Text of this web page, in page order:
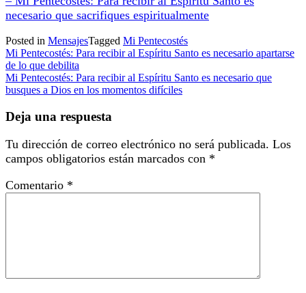
necesario que sacrifiques espiritualmente
Posted in MensajesTagged Mi Pentecostés
Navegación
de
entradas
Mi Pentecostés: Para recibir al Espíritu Santo es necesario apartarse
de lo que debilita
Mi Pentecostés: Para recibir al Espíritu Santo es necesario que
busques a Dios en los momentos difíciles
Deja una respuesta
Tu dirección de correo electrónico no será publicada. Los
campos obligatorios están marcados con *
Comentario *